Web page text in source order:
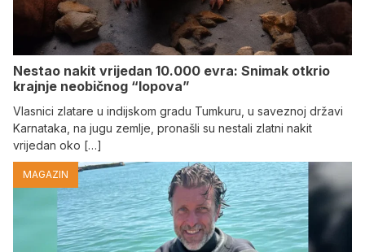
Nestao nakit vrijedan 10.000 evra: Snimak otkrio
krajnje neobičnog “lopova”
Vlasnici zlatare u indijskom gradu Tumkuru, u saveznoj državi
Karnataka, na jugu zemlje, pronašli su nestali zlatni nakit
vrijedan oko […]
MAGAZIN